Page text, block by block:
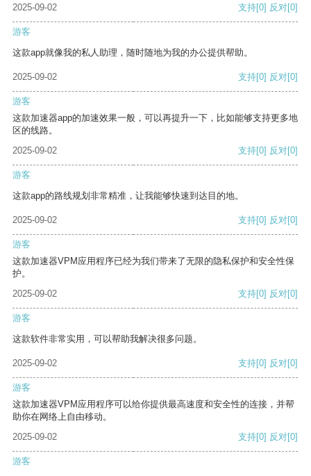
2025-09-02
支持[0] 反对[0]
游客
这款app就像我的私人助理，随时随地为我的办公提供帮助。
2025-09-02 支持[0] 反对[0]
游客
这款加速器app的加速效果一般，可以再提升一下，比如能够支持更多地
区的线路。
2025-09-02
支持[0] 反对[0]
游客
这款app的路线规划非常精准，让我能够快速到达目的地。
2025-09-02 支持[0] 反对[0]
游客
这款加速器VPM应用程序已经为我们带来了无限的隐私保护和安全性保
护。
2025-09-02
支持[0] 反对[0]
游客
这款软件非常实用，可以帮助我解决很多问题。
2025-09-02 支持[0] 反对[0]
游客
这款加速器VPM应用程序可以给你提供最高速度和安全性的连接，并帮
助你在网络上自由移动。
2025-09-02
支持[0] 反对[0]
游客